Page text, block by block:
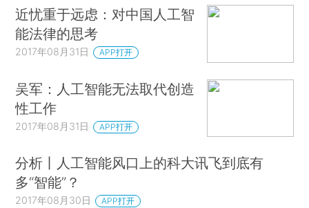
近忧重于远虑：对中国人工智
能法律的思考
2017年08月31日 APP打开
吴军：人工智能无法取代创造
性工作
2017年08月31日 APP打开
分析丨人工智能风口上的科大讯飞到底有
多“智能”？
2017年08月30日 APP打开